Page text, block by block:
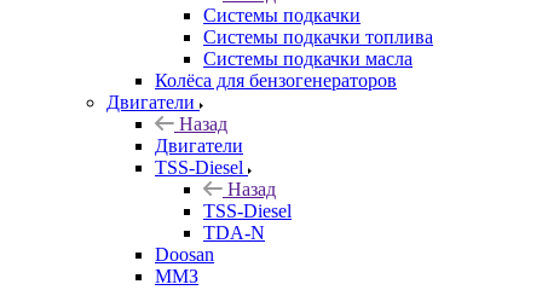
Системы подкачки
Системы подкачки топлива
Системы подкачки масла
Колёса для бензогенераторов
Двигатели
Назад
Двигатели
TSS-Diesel
Назад
TSS-Diesel
TDA-N
Doosan
ММЗ